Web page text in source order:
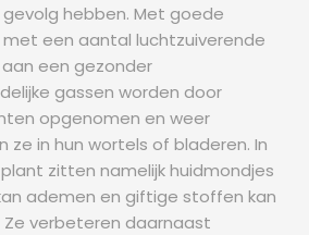
hebben. Met goede
een aantal luchtzuiverende
een gezonder
gassen worden door
opgenomen en weer
ze in hun wortels of bladeren. In
zitten namelijk huidmondjes
ademen en giftige stoffen kan
verbeteren daarnaast